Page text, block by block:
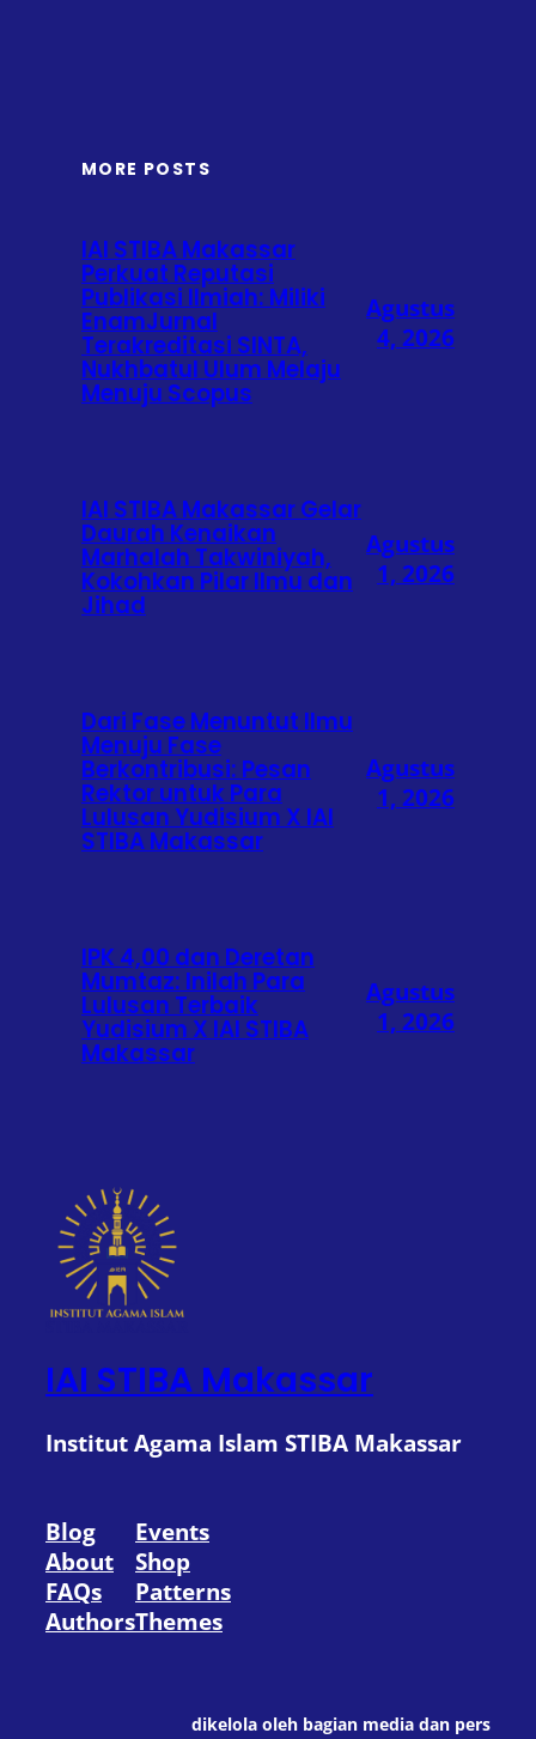
MORE POSTS
IAI STIBA Makassar
Perkuat Reputasi
Publikasi Ilmiah: Miliki
EnamJurnal
Terakreditasi SINTA,
Nukhbatul Ulum Melaju
Menuju Scopus
Agustus
4, 2026
IAI STIBA Makassar Gelar
Daurah Kenaikan
Marhalah Takwiniyah,
Kokohkan Pilar Ilmu dan
Jihad
Agustus
1, 2026
Dari Fase Menuntut Ilmu
Menuju Fase
Berkontribusi: Pesan
Rektor untuk Para
Lulusan Yudisium X IAI
STIBA Makassar
Agustus
1, 2026
IPK 4,00 dan Deretan
Mumtaz: Inilah Para
Lulusan Terbaik
Yudisium X IAI STIBA
Makassar
Agustus
1, 2026
IAI STIBA Makassar
Institut Agama Islam STIBA Makassar
Blog
About
FAQs
Authors
Events
Shop
Patterns
Themes
dikelola oleh bagian media dan pers